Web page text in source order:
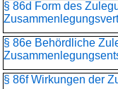
§ 86d Form des
§ 86e Behördliche
§ 86f Wirkungen der